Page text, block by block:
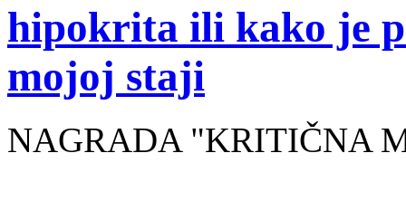
hipokrita ili kako je
mojoj staji
NAGRADA "KRITIČNA